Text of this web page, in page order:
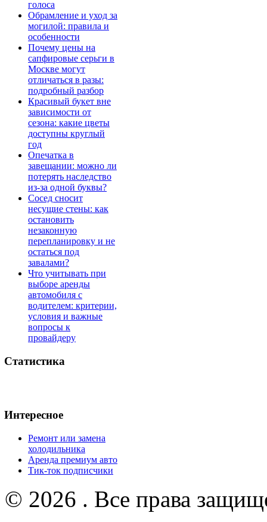
голоса
Обрамление и уход за
могилой: правила и
особенности
Почему цены на
сапфировые серьги в
Москве могут
отличаться в разы:
подробный разбор
Красивый букет вне
зависимости от
сезона: какие цветы
доступны круглый
год
Опечатка в
завещании: можно ли
потерять наследство
из-за одной буквы?
Сосед сносит
несущие стены: как
остановить
незаконную
перепланировку и не
остаться под
завалами?
Что учитывать при
выборе аренды
автомобиля с
водителем: критерии,
условия и важные
вопросы к
провайдеру
Статистика
Интересное
Ремонт или замена
холодильника
Аренда премиум авто
Тик-ток подписчики
© 2026 . Все права